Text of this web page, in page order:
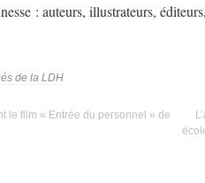
: auteurs, illustrateurs,
de la LDH
le film « Entrée du personnel » de